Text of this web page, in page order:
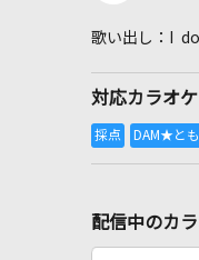
I
対応カラオ
配信中のカ